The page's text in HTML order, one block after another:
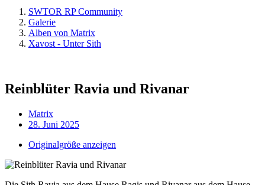
SWTOR RP Community
Galerie
Alben von Matrix
Xavost - Unter Sith
Reinblüter Ravia und Rivanar
Matrix
28. Juni 2025
Originalgröße anzeigen